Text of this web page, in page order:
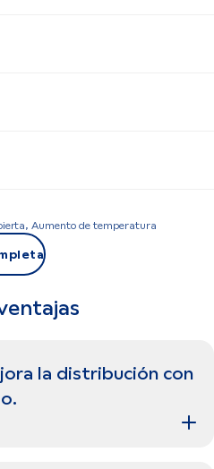
Aumento de temperatura
la distribución con